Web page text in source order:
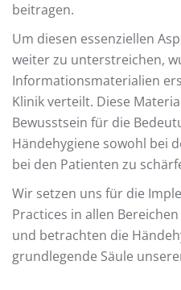
beitragen.
Um diesen essenziellen
weiter zu unterstreichen,
Informationsmaterialien
Klinik verteilt. Diese
Bewusstsein für die
Händehygiene sowohl bei
bei den Patienten zu
Wir setzen uns für die
Practices in allen
und betrachten die
grundlegende Säule